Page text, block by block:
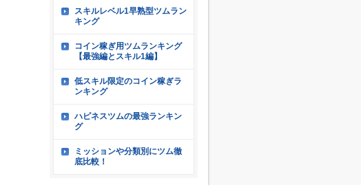
スキルレベル1早熟型ツムラン
キング
コイン稼ぎ用ツムランキング
【最強編とスキル1編】
低スキル限定のコイン稼ぎラ
ンキング
ハピネスツムの最強ランキン
グ
ミッションや分類別にツム徹
底比較！